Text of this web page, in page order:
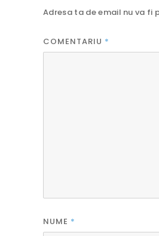
Adresa ta de email nu va fi
COMENTARIU *
NUME *